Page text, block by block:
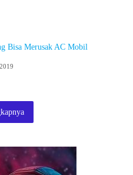
Bisa Merusak AC Mobil